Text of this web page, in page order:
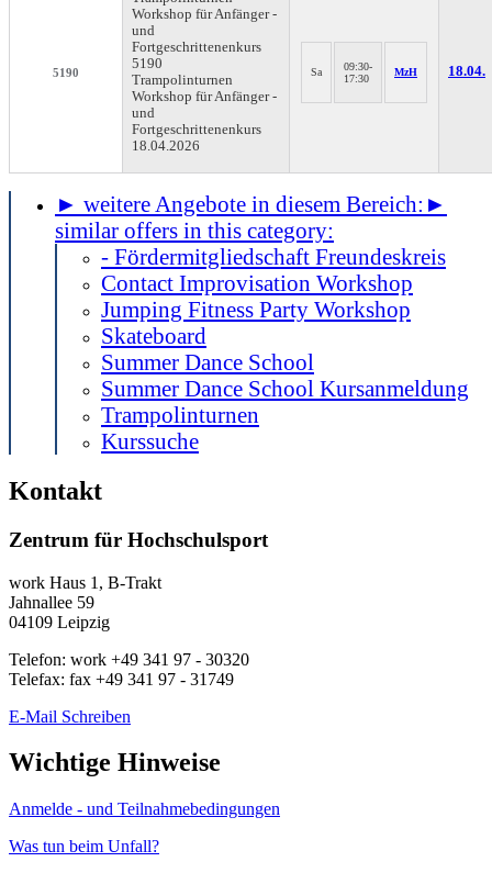
5190
Workshop für Anfänger -
und
Fortgeschrittenenkurs
5190
Trampolinturnen
Workshop für Anfänger -
und
Fortgeschrittenenkurs
18.04.2026
Sa
09:30-
17:30
MzH 18.04.
► weitere Angebote in diesem Bereich: ►
similar offers in this category:
- Fördermitgliedschaft Freundeskreis
Contact Improvisation Workshop
Jumping Fitness Party Workshop
Skateboard
Summer Dance School
Summer Dance School Kursanmeldung
Trampolinturnen
Kurssuche
Kontakt
Zentrum für Hochschulsport
work Haus 1, B-Trakt
Jahnallee 59
04109 Leipzig
Telefon: work +49 341 97 - 30320
Telefax: fax +49 341 97 - 31749
E-Mail Schreiben
Wichtige Hinweise
Anmelde - und Teilnahmebedingungen
Was tun beim Unfall?